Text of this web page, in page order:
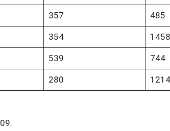
357 485
354 1458
539 744
280 1214